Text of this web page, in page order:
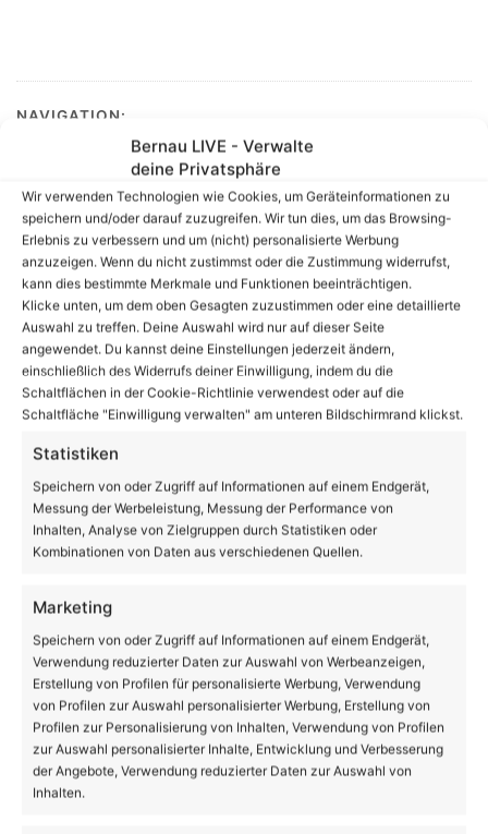
Bernau LIVE - Verwalte
deine Privatsphäre
Wir verwenden Technologien wie Cookies, um Geräteinformationen zu
speichern und/oder darauf zuzugreifen. Wir tun dies, um das Browsing-
Erlebnis zu verbessern und um (nicht) personalisierte Werbung
anzuzeigen. Wenn du nicht zustimmst oder die Zustimmung widerrufst,
kann dies bestimmte Merkmale und Funktionen beeinträchtigen.
Klicke unten, um dem oben Gesagten zuzustimmen oder eine detaillierte
Auswahl zu treffen. Deine Auswahl wird nur auf dieser Seite
angewendet. Du kannst deine Einstellungen jederzeit ändern,
einschließlich des Widerrufs deiner Einwilligung, indem du die
Schaltflächen in der Cookie-Richtlinie verwendest oder auf die
Schaltfläche "Einwilligung verwalten" am unteren Bildschirmrand klickst.
Statistiken
Speichern von oder Zugriff auf Informationen auf einem Endgerät,
Messung der Werbeleistung, Messung der Performance von
Inhalten, Analyse von Zielgruppen durch Statistiken oder
Kombinationen von Daten aus verschiedenen Quellen.
Marketing
Speichern von oder Zugriff auf Informationen auf einem Endgerät,
Verwendung reduzierter Daten zur Auswahl von Werbeanzeigen,
Erstellung von Profilen für personalisierte Werbung, Verwendung
von Profilen zur Auswahl personalisierter Werbung, Erstellung von
Profilen zur Personalisierung von Inhalten, Verwendung von Profilen
zur Auswahl personalisierter Inhalte, Entwicklung und Verbesserung
der Angebote, Verwendung reduzierter Daten zur Auswahl von
Inhalten.
NAVIGATION:
Aktuelles aus und um Bernau|Freitag:
Ganztägiger Streik bei der BVG – Bus – Tram – U-Bahn
Link zum Beitrag kopieren
FacebookX LinkedInWhatsAppTelegram
Enthält Werbung